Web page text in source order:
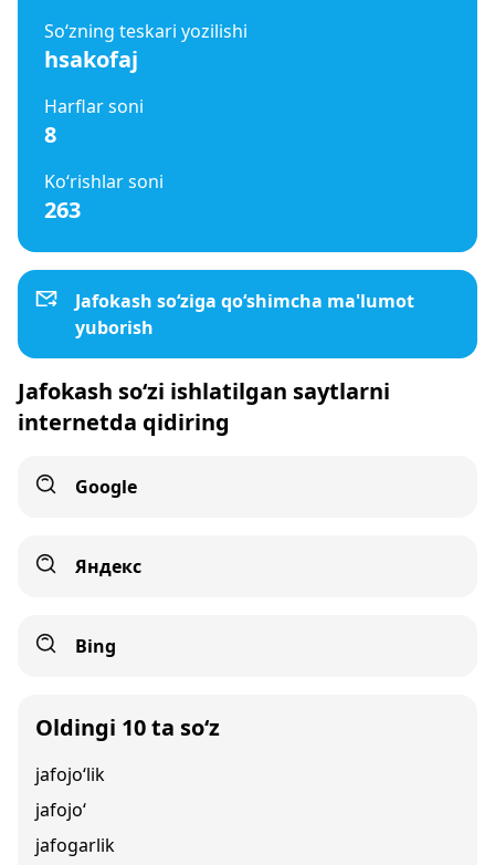
So‘zning teskari yozilishi
hsakofaj
Harflar soni
8
Ko‘rishlar soni
263
Jafokash so‘ziga qo‘shimcha ma'lumot
yuborish
Jafokash so‘zi ishlatilgan saytlarni
internetda qidiring
Google
Яндекс
Bing
Oldingi 10 ta so‘z
jafojo‘lik
jafojo‘
jafogarlik